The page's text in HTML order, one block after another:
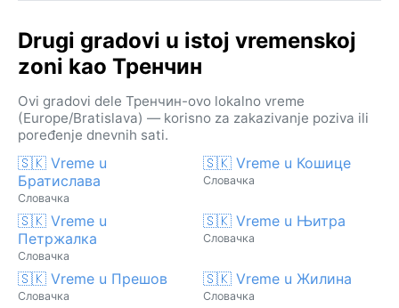
Drugi gradovi u istoj vremenskoj
zoni kao Тренчин
Ovi gradovi dele Тренчин-ovo lokalno vreme
(Europe/Bratislava) — korisno za zakazivanje poziva ili
poređenje dnevnih sati.
🇸🇰 Vreme u
Братислава
Словачка
🇸🇰 Vreme u Кошице
Словачка
🇸🇰 Vreme u
Петржалка
Словачка
🇸🇰 Vreme u Њитра
Словачка
🇸🇰 Vreme u Прешов
Словачка
🇸🇰 Vreme u Жилина
Словачка